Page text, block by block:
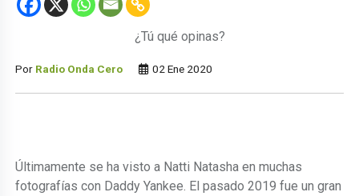
¿Tú qué opinas?
Por Radio Onda Cero 02 Ene 2020
Últimamente se ha visto a Natti Natasha en muchas
fotografías con Daddy Yankee. El pasado 2019 fue un gran